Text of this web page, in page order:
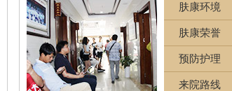
肤康环境
肤康荣誉
预防护理
来院路线